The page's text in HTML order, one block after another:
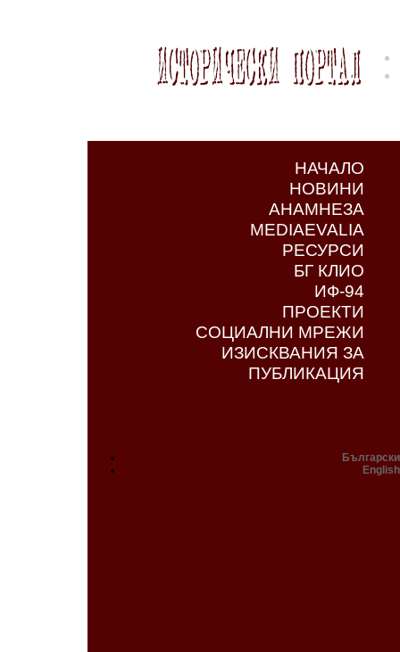
НАЧАЛО
НОВИНИ
АНАМНЕЗА
MEDIAEVALIA
РЕСУРСИ
БГ КЛИО
ИФ-94
ПРОЕКТИ
СОЦИАЛНИ МРЕЖИ
ИЗИСКВАНИЯ ЗА
ПУБЛИКАЦИЯ
Български
English